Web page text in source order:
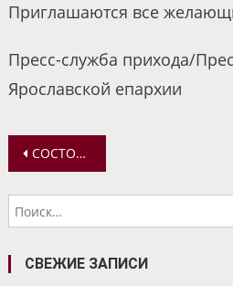
Приглашаются все
Пресс-служба прихода/
Ярославской епархии
Навигация
по
записям
СОСТОИТСЯ МОЛОДЕЖНАЯ ПЯТНИЧНАЯ ВСТРЕЧА НА ТЕМУ: «ПРАВОСЛАВИЕ И ПРОТЕСТАНТИЗМ»
СВЕЖИЕ ЗАПИСИ